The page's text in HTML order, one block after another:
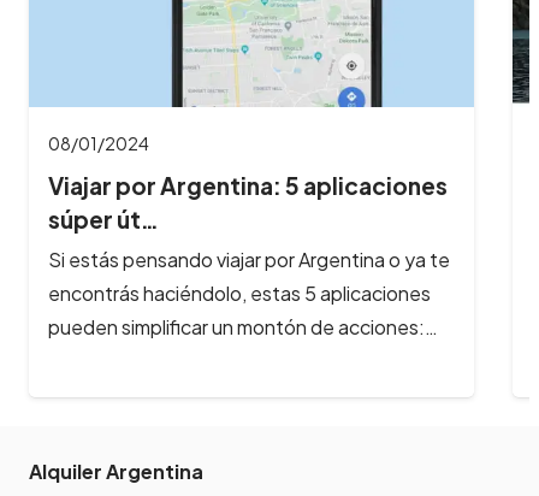
08/01/2024
Viajar por Argentina: 5 aplicaciones
súper út…
Si estás pensando viajar por Argentina o ya te
encontrás haciéndolo, estas 5 aplicaciones
pueden simplificar un montón de acciones:…
Alquiler Argentina